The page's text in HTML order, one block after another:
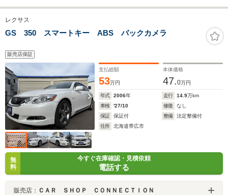
レクサス
GS 350 スマートキー ABS バックカメラ
販売店保証
支払総額
53万円
本体価格
47.0万円
年式 2006年 走行 14.9万km
車検
'27/10 修復
なし
保証
保証付 整備
法定整備付
住所
北海道帯広市
無
料
今すぐ在庫確認・見積依頼
電話する
販売店： ＣＡＲ ＳＨＯＰ ＣＯＮＮＥＣＴＩＯＮ